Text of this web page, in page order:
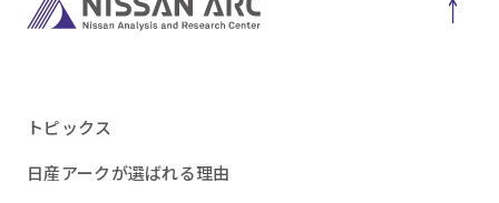
トピックス
日産アークが選ばれる理由